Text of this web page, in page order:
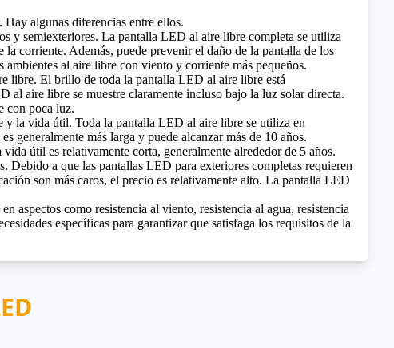
algunas diferencias entre ellos.
y semiexteriores. La pantalla LED al aire libre completa se utiliza
corriente. Además, puede prevenir el daño de la pantalla de los
al aire libre con viento y corriente más pequeños.
libre. El brillo de toda la pantalla LED al aire libre está
al aire libre se muestre claramente incluso bajo la luz solar directa.
con poca luz.
la vida útil. Toda la pantalla LED al aire libre se utiliza en
generalmente más larga y puede alcanzar más de 10 años.
útil es relativamente corta, generalmente alrededor de 5 años.
a que las pantallas LED para exteriores completas requieren
son más caros, el precio es relativamente alto. La pantalla LED
aspectos como resistencia al viento, resistencia al agua, resistencia
específicas para garantizar que satisfaga los requisitos de la